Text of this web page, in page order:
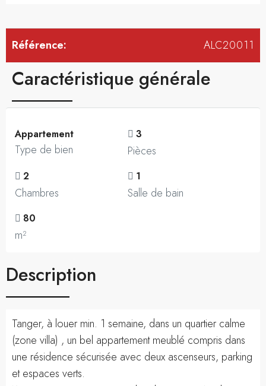
Caractéristique générale
Référence: ALC20011
Appartement
Type de bien
3
Pièces
2
Chambres
1
Salle de bain
80
m²
Description
Tanger, à louer min. 1 semaine, dans un quartier calme
(zone villa) , un bel appartement meublé compris dans
une résidence sécurisée avec deux ascenseurs, parking
et espaces verts.